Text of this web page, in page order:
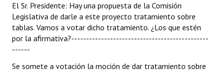
El Sr. Presidente: Hay una propuesta de la Comisión
Legislativa de darle a este proyecto tratamiento sobre
tablas. Vamos a votar dicho tratamiento. ¿Los que estén
por la afirmativa?----------------------------------------------
------
Se somete a votación la moción de dar tratamiento sobre